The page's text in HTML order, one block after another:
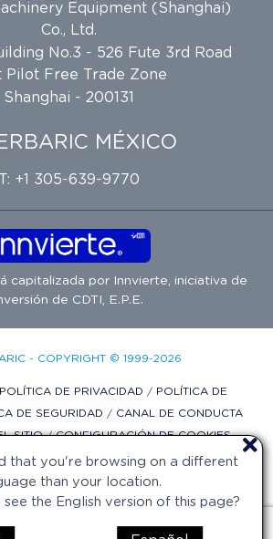
that you're browsing on a different
than your location.
the English version of this page?
Equipment (Shanghai)
Co., Ltd.
No.3 - 526 Fute 3rd Road
Pilot Free Trade Zone
Shanghai - 200131
MÉXICO
T: +1 305-639-9770
capitalizada por Innvierte , iniciativa de
de CDTI, E.P.E.
- COPYRIGHT © 1999-2026
POLÍTICA DE PRIVACIDAD / POLÍTICA DE
DE SEGURIDAD / CANAL DE CONDUCTA
SITIO/CONFIGURACIÓN DE COOKIES
WEB POR DIFADI.COM